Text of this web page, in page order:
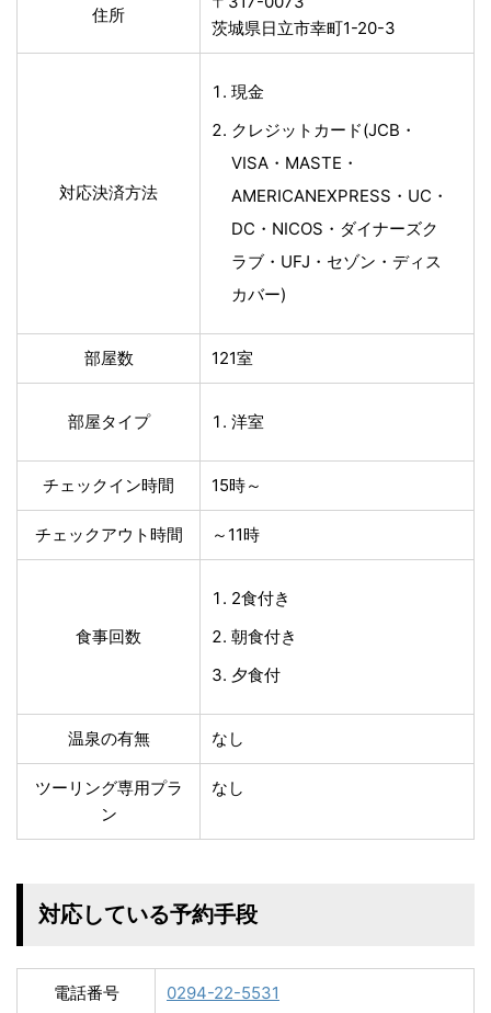
住所
茨城県日立市幸町1-20-3
対応決済方法
現金
クレジットカード(JCB・
VISA・MASTE・
AMERICANEXPRESS・UC・
DC・NICOS・ダイナーズク
ラブ・UFJ・セゾン・ディス
カバー)
部屋数 121室
部屋タイプ 洋室
チェックイン時間 15時～
チェックアウト時間 ～11時
食事回数
2食付き
朝食付き
夕食付
温泉の有無 なし
ツーリング専用プラ
ン
なし
対応している予約手段
電話番号 0294-22-5531